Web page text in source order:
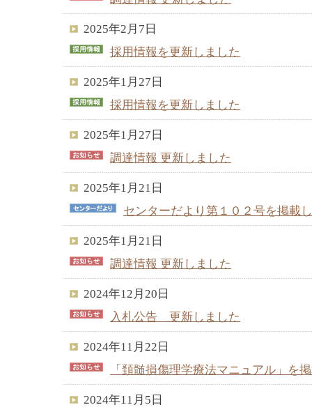
2025年2月7日
採用情報を更新しました
2025年1月27日
採用情報を更新しました
2025年1月27日
調達情報 更新しました
2025年1月21日
センターだより第１０２号を掲載
2025年1月21日
調達情報 更新しました
2024年12月20日
入札公告 更新しました
2024年11月22日
「頚髄損傷理学療法マニュアル」を
2024年11月5日